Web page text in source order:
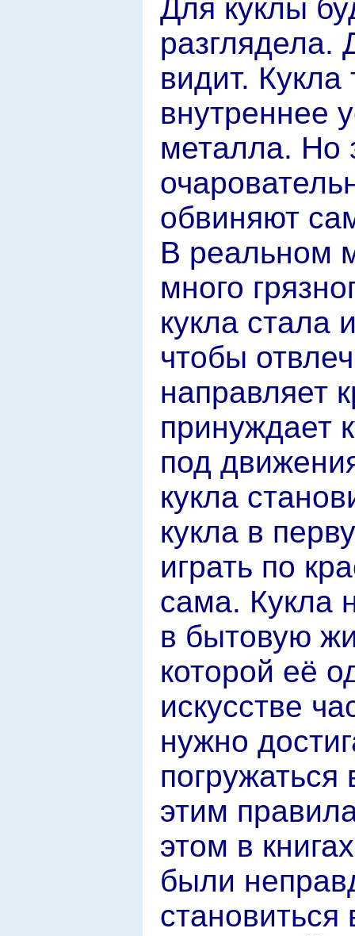
Для куклы
разглядела.
видит.
внутреннее
металла. Но
обвиняют
В реальном
много
кукла стала
чтобы
направляет
принуждает
под
кукла
кукла в
играть по
сама. Кукла
в бытовую
которой её
искусстве
нужно
погружаться
этим
этом в
были